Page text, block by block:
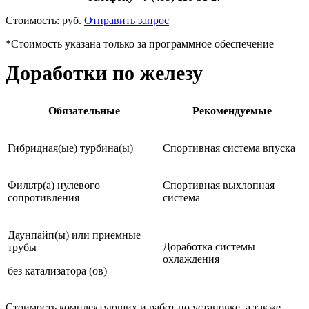
Стоимость: руб. Отправить запрос
*Стоимость указана только за программное обеспечение
Доработки по железу
Обязательные Рекомендуемые
Гибридная(ые) турбина(ы) Спортивная система впуска
Фильтр(а) нулевого
сопротивления
Спортивная выхлопная
система
Даунпайп(ы) или приемные
трубы
без катализатора (ов)
Доработка системы
охлаждения